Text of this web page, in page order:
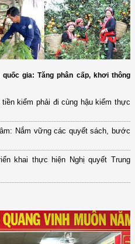
gia: Tăng phân cấp, khơi thông
kiểm phải đi cùng hậu kiểm thực
Nắm vững các quyết sách, bước
khai thực hiện Nghị quyết Trung